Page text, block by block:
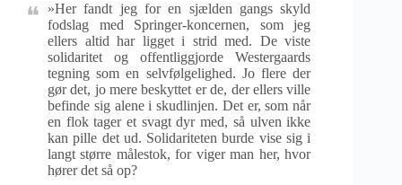
»Her fandt jeg for en sjælden gangs skyld
fodslag med Springer-koncernen, som jeg
ellers altid har ligget i strid med. De viste
solidaritet og offentliggjorde Westergaards
tegning som en selvfølgelighed. Jo flere der
gør det, jo mere beskyttet er de, der ellers ville
befinde sig alene i skudlinjen. Det er, som når
en flok tager et svagt dyr med, så ulven ikke
kan pille det ud. Solidariteten burde vise sig i
langt større målestok, for viger man her, hvor
hører det så op?